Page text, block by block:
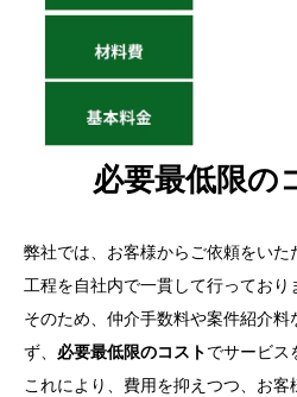
必要最低限の
弊社では、お客様からご依頼をい
工程を自社内で一貫して行っており
そのため、仲介手数料や案件紹介
ず、 必要最低限のコストでサービス
これにより、費用を抑えつつ、お